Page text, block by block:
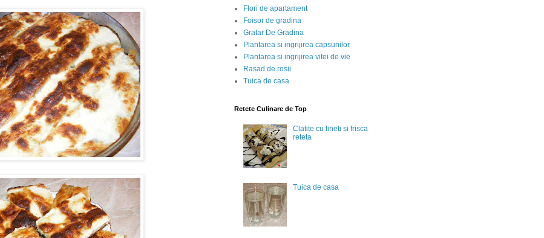
Flori de apartament
Foisor de gradina
Gratar De Gradina
Plantarea si ingrijirea capsunilor
Plantarea si ingrijirea vitei de vie
Rasad de rosii
Tuica de casa
Retete Culinare de Top
Clatite cu fineti si frisca
reteta
Tuica de casa